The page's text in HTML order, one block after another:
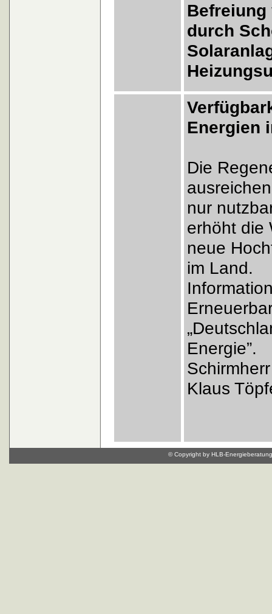
Befreiung
durch
Energien
Die
nur
erhöht die
neue
im Land.
Energie”.
Klaus
© Copyright by HLB-